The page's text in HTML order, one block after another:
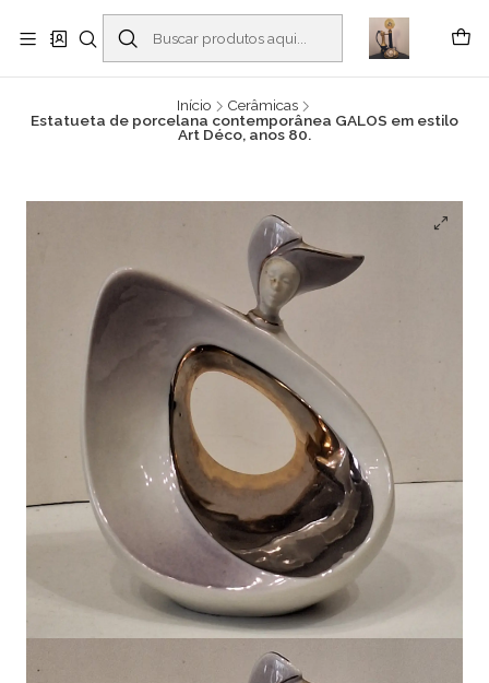
Buscantiguidades - Leilões. Colecionismo e antiguidades em Viana do
Castelo -
Leia mais
Início
Cerâmicas
Estatueta de porcelana contemporânea GALOS em estilo
Art Déco, anos 80.